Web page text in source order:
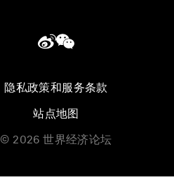
隐私政策和服务条款
站点地图
© 2026 世界经济论坛